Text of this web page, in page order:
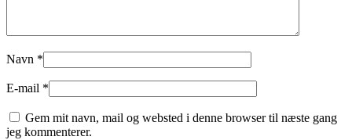
Navn *
E-mail *
Gem mit navn, mail og websted i denne browser til næste gang
jeg kommenterer.